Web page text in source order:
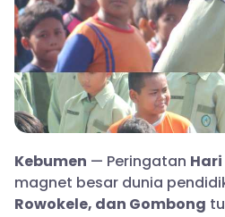
Kebumen — Peringatan
magnet besar dunia
Rowokele, dan Gombong